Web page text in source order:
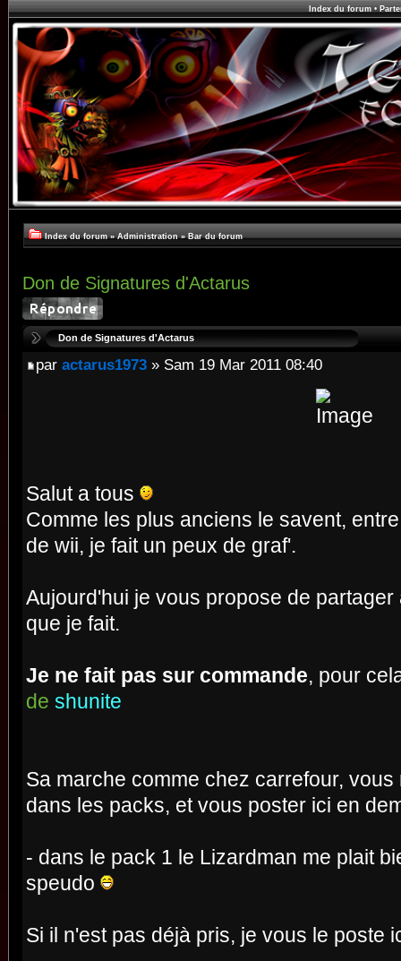
Index du forum•
Index du forum » Administration » Bar du forum
Don de Signatures d'Actarus
Don de Signatures d'Actarus
par actarus1973 » Sam 19 Mar 2011 08:40
Salut a tous
Comme les plus anciens le savent,
de wii, je fait un peux de graf'.
Aujourd'hui je vous propose de
que je fait.
Je ne fait pas sur commande, pour
de shunite
Sa marche comme chez carrefour,
dans les packs, et vous poster ici en
- dans le pack 1 le Lizardman me plait
speudo
Si il n'est pas déjà pris, je vous le poste